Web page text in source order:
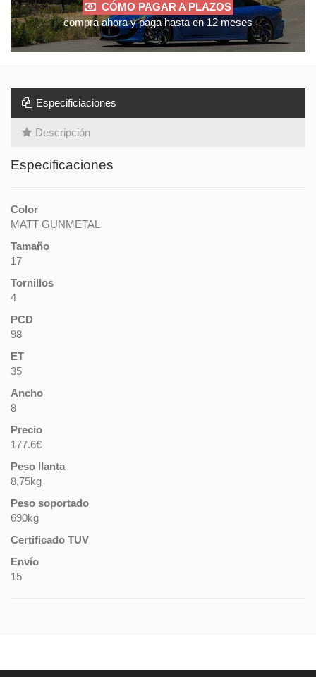
CÓMO PAGAR A PLAZOS
compra ahora y paga hasta en 12 meses
Especificiaciones
Descripción
Especificaciones
Color
MATT GUNMETAL
Tamaño
17
Tornillos
4
PCD
98
ET
35
Ancho
8
Precio
177.6€
Peso llanta
8,75kg
Peso soportado
690kg
Certificado TUV
Envío
15